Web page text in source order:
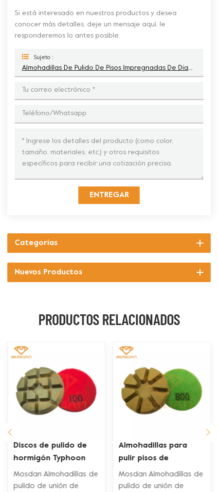
Si está interesado en nuestros productos y desea
conocer más detalles, deje un mensaje aquí, le
responderemos lo antes posible.
Sujeto :
ENTREGAR
Categorías
Nuevos Productos
PRODUCTOS RELACIONADOS
Almohadillas para
pulir pisos de
concreto de 3'' y 4''
con 8 unidades
Mosdan Almohadillas de
pulido de unión de
Tampones para pulir
pisos de enlace de
resina de 3 pulgadas
con respaldo de
Mosdan Almohadillas de
pulido de unión de